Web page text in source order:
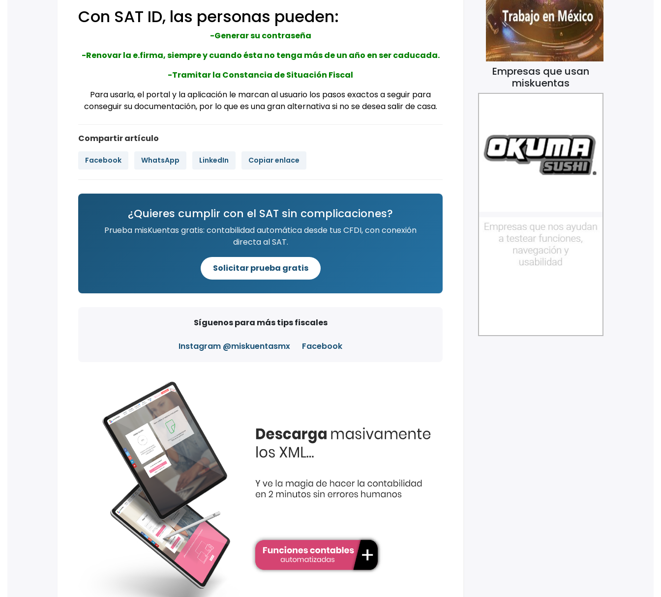
Con SAT ID, las personas pueden:
-Generar su contraseña
-Renovar la e.firma, siempre y cuando ésta no tenga más de un año en ser caducada.
-Tramitar la Constancia de Situación Fiscal
Para usarla, el portal y la aplicación le marcan al usuario los pasos exactos a seguir para
conseguir su documentación, por lo que es una gran alternativa si no se desea salir de casa.
Compartir artículo
Facebook WhatsApp LinkedIn Copiar enlace
¿Quieres cumplir con el SAT sin complicaciones?
Prueba misKuentas gratis: contabilidad automática desde tus CFDI, con conexión
directa al SAT.
Solicitar prueba gratis
Síguenos para más tips fiscales
Instagram @miskuentasmx Facebook
Empresas que usan
miskuentas